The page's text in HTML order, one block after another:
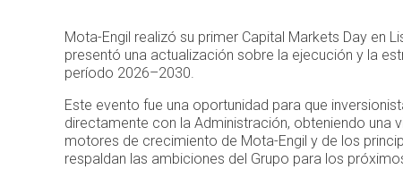
Mota-Engil realizó su primer Capital Markets Day en
presentó una actualización sobre la ejecución y la
período 2026–2030.
Este evento fue una oportunidad para que
directamente con la Administración, obteniendo una
motores de crecimiento de Mota-Engil y de los
respaldan las ambiciones del Grupo para los